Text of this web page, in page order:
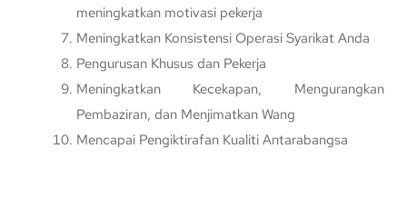
meningkatkan motivasi pekerja
Meningkatkan Konsistensi Operasi Syarikat Anda
Pengurusan Khusus dan Pekerja
Meningkatkan Kecekapan, Mengurangkan
Pembaziran, dan Menjimatkan Wang
Mencapai Pengiktirafan Kualiti Antarabangsa